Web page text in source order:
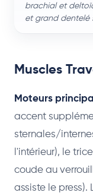
brachial et
et grand dentelé
Muscles
Moteurs
accent
sternales/
l'intérieur), le
coude au
assiste le press).